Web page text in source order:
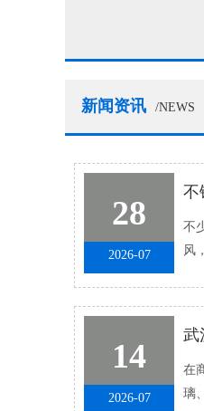
新闻资讯 /NEWS
28
2026-07
不少
风
14
2026-07
武
在商
璃